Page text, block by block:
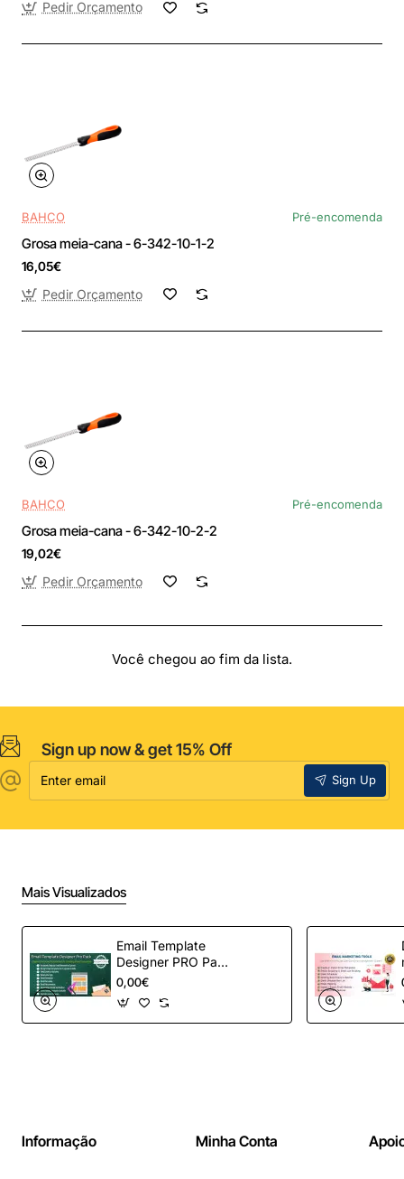
Pedir Orçamento
BAHCO Pré-encomenda
Grosa meia-cana - 6-342-10-1-2
16,05€
Pedir Orçamento
BAHCO Pré-encomenda
Grosa meia-cana - 6-342-10-2-2
19,02€
Pedir Orçamento
Você chegou ao fim da lista.
Sign up now & get 15% Off
Enter
email
Sign Up
Mais Visualizados
Email Template
Designer PRO Pack
– Automação de e-
mail definitiva para
OpenCart
0,00€
Informação Minha Conta